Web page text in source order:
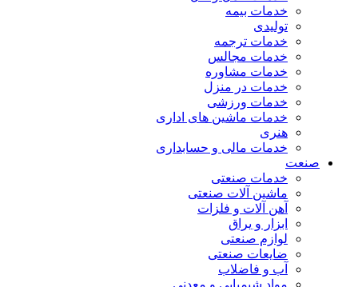
خدمات بیمه
تولیدی
خدمات ترجمه
خدمات مجالس
خدمات مشاوره
خدمات در منزل
خدمات ورزشی
خدمات ماشین های اداری
هنری
خدمات مالی و حسابداری
صنعت
خدمات صنعتی
ماشین آلات صنعتی
آهن آلات و فلزات
ابزار و یراق
لوازم صنعتی
ضایعات صنعتی
آب و فاضلاب